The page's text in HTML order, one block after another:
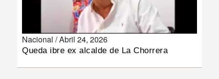
Nacional /Abril 24, 2026
Queda ibre ex alcalde de La Chorrera